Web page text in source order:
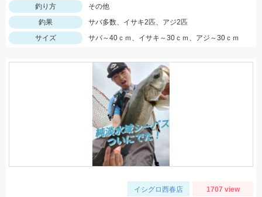
釣り方
その他
釣果
サバ多数、イサキ2匹、アジ2匹
サイズ
サバ～40ｃｍ、イサキ～30ｃｍ、アジ～30ｃｍ
イシグロ西春店 1707 view